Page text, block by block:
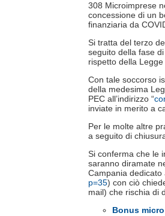
308 Microimprese
concessione di un
finanziaria da
Si tratta del terzo
seguito della fase di
rispetto della
Con tale soccorso
della medesima
PEC all’indirizzo “
inviate in merito a
Per le molte altre
a seguito di
Si conferma che le
saranno diramate
Campania dedicato
p=35) con ciò
mail) che rischia di
Bonus